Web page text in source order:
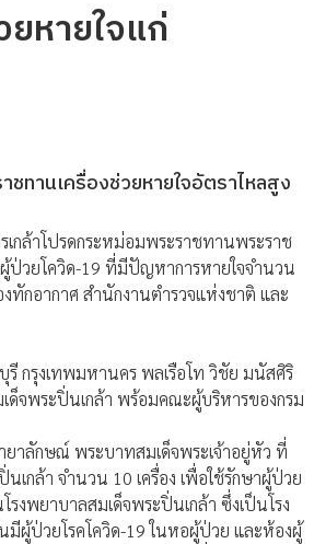
หายใจแก่
ชทานเครื่องช่วยหายใจอัตราไหลสูง
เกล้าโปรดกระหม่อมพระราชทานพระราช
ป่วยโควิด-19 ที่มีปัญหาการหายใจจำนวน
ทักอากาศ สำนักงานตำรวจแห่งชาติ และ
กรุงเทพมหานคร พลเรือโท วิชัย มนัสศิริ
ด็จพระปิ่นเกล้า พร้อมคณะผู้บริหารของกรม
าลักษณ์ พระบาทสมเด็จพระเจ้าอยู่หัว ที่
เกล้า จำนวน 10 เครื่อง เพื่อใช้รักษาผู้ป่วย
งพยาบาลสมเด็จพระปิ่นเกล้า ซึ่งเป็นโรง
มีผู้ป่วยโรคโควิด-19 ในหอผู้ป่วย และห้องผู้